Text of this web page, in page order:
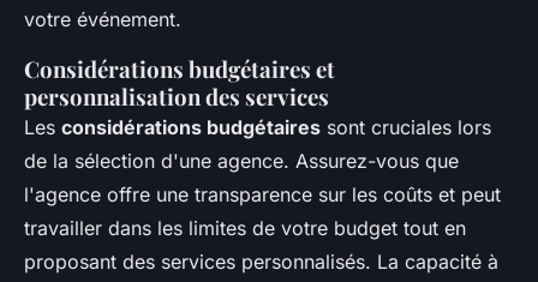
votre événement.
Considérations budgétaires et
personnalisation des services
Les considérations budgétaires sont cruciales lors
de la sélection d'une agence. Assurez-vous que
l'agence offre une transparence sur les coûts et peut
travailler dans les limites de votre budget tout en
proposant des services personnalisés. La capacité à